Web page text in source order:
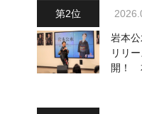
岩本公
リリ
開！